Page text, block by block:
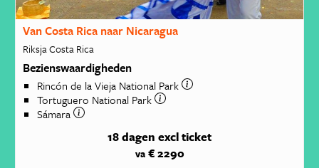
Van Costa Rica naar Nicaragua
Riksja Costa Rica
Bezienswaardigheden
Rincón de la Vieja National Park
Tortuguero National Park
Sámara
18 dagen excl ticket
va€ 2290